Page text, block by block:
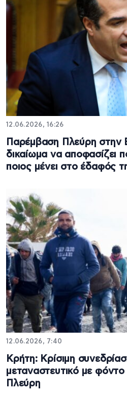
12.06.2026, 16:26
Παρέμβαση Πλεύρη στην
δικαίωμα να αποφασίζει
ποιος μένει στο έδαφός
12.06.2026, 7:40
Κρήτη: Κρίσιμη
μεταναστευτικό με
Πλεύρη